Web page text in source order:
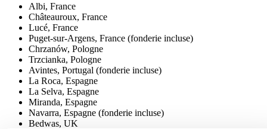
Albi, France
Châteauroux, France
Lucé, France
Puget-sur-Argens, France (fonderie incluse)
Chrzanów, Pologne
Trzcianka, Pologne
Avintes, Portugal (fonderie incluse)
La Roca, Espagne
La Selva, Espagne
Miranda, Espagne
Navarra, Espagne (fonderie incluse)
Bedwas, UK